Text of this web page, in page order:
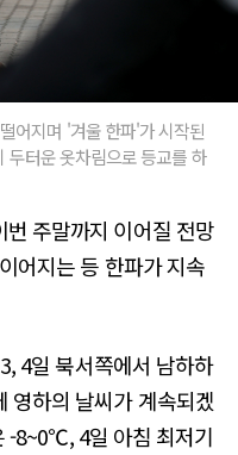
어지며 '겨울 한파'가 시작된
두터운 옷차림으로 등교를 하
주말까지 이어질 전망
어지는 등 한파가 지속
4일 북서쪽에서 남하하
영하의 날씨가 계속되겠
-8~0℃, 4일 아침 최저기